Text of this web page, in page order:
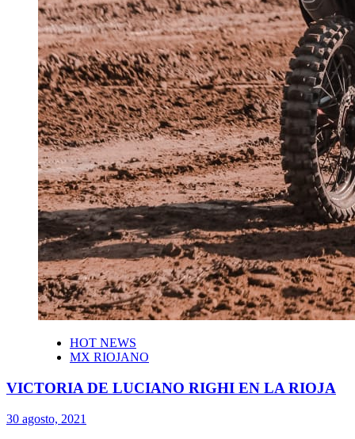
HOT NEWS
MX RIOJANO
VICTORIA DE LUCIANO RIGHI EN LA RIOJA
30 agosto, 2021